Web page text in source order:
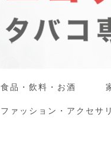
食品・飲料・お酒
ファッション・アクセサ